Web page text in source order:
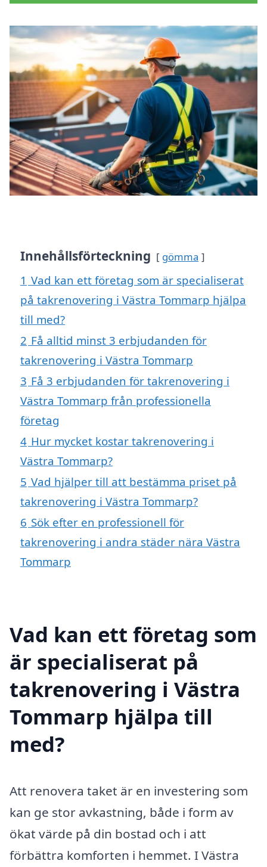
Innehållsförteckning gömma
1 Vad kan ett företag som är specialiserat
på takrenovering i Västra Tommarp hjälpa
till med?
2 Få alltid minst 3 erbjudanden för
takrenovering i Västra Tommarp
3 Få 3 erbjudanden för takrenovering i
Västra Tommarp från professionella
företag
4 Hur mycket kostar takrenovering i
Västra Tommarp?
5 Vad hjälper till att bestämma priset på
takrenovering i Västra Tommarp?
6 Sök efter en professionell för
takrenovering i andra städer nära Västra
Tommarp
Vad kan ett företag som
är specialiserat på
takrenovering i Västra
Tommarp hjälpa till
med?
Att renovera taket är en investering som
kan ge stor avkastning, både i form av
ökat värde på din bostad och i att
förbättra komforten i hemmet. I Västra